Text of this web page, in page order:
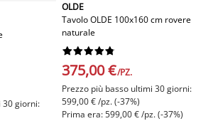
30 giorni:
OLDE
Tavolo OLDE 100x160 cm rovere
naturale






375,00 €/PZ.
Prezzo più basso ultimi 30 giorni:
599,00 € /pz. (-37%)
Prima era: 599,00 € /pz. (-37%)